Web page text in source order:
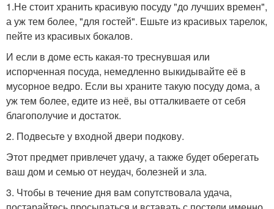
1.Не стоит хранить красивую посуду "до лучших времен",
а уж тем более, "для гостей". Ешьте из красивых тарелок,
пейте из красивых бокалов.
И если в доме есть какая-то треснувшая или
испорченная посуда, немедленно выкидывайте её в
мусорное ведро. Если вы храните такую посуду дома, а
уж тем более, едите из неё, вы отталкиваете от себя
благополучие и достаток.
2. Подвесьте у входной двери подкову.
Этот предмет привлечет удачу, а также будет оберегать
ваш дом и семью от неудач, болезней и зла.
3. Чтобы в течение дня вам сопутствовала удача,